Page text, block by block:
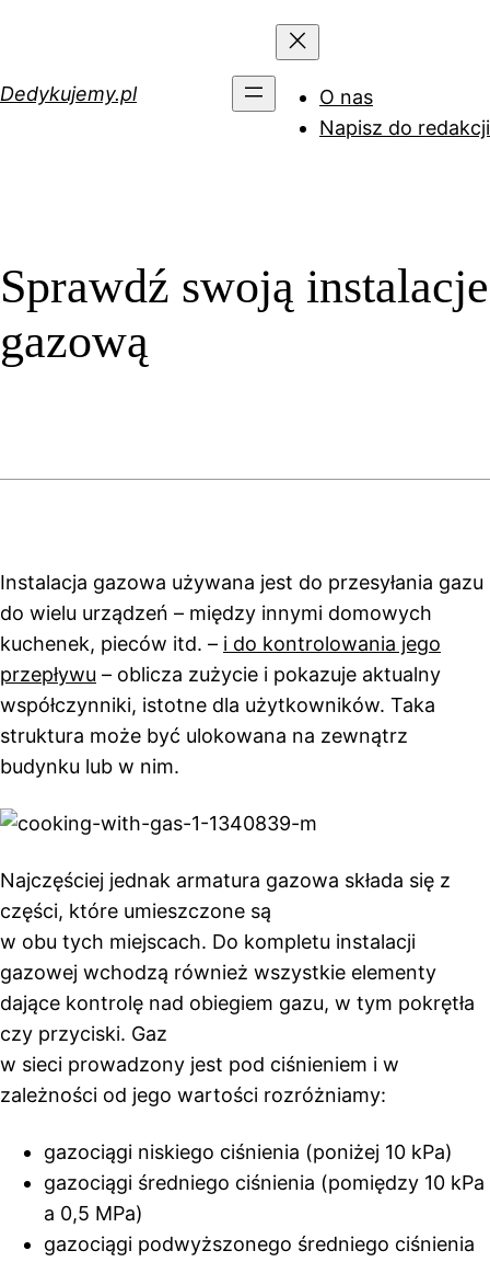
Dedykujemy.pl
O nas
Napisz do redakcji
Sprawdź swoją instalacje
gazową
Instalacja gazowa używana jest do przesyłania gazu
do wielu urządzeń – między innymi domowych
kuchenek, pieców itd. – i do kontrolowania jego
przepływu – oblicza zużycie i pokazuje aktualny
współczynniki, istotne dla użytkowników. Taka
struktura może być ulokowana na zewnątrz
budynku lub w nim.
Najczęściej jednak armatura gazowa składa się z
części, które umieszczone są
w obu tych miejscach. Do kompletu instalacji
gazowej wchodzą również wszystkie elementy
dające kontrolę nad obiegiem gazu, w tym pokrętła
czy przyciski. Gaz
w sieci prowadzony jest pod ciśnieniem i w
zależności od jego wartości rozróżniamy:
gazociągi niskiego ciśnienia (poniżej 10 kPa)
gazociągi średniego ciśnienia (pomiędzy 10 kPa
a 0,5 MPa)
gazociągi podwyższonego średniego ciśnienia